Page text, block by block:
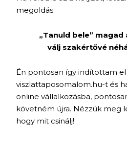
megoldás:
„Tanuld bele”
válj szakértővé
Én pontosan így indítottam el
viszlattaposomalom.hu-t és
online vállalkozásba,
követném újra. Nézzük meg
hogy mit csinálj!